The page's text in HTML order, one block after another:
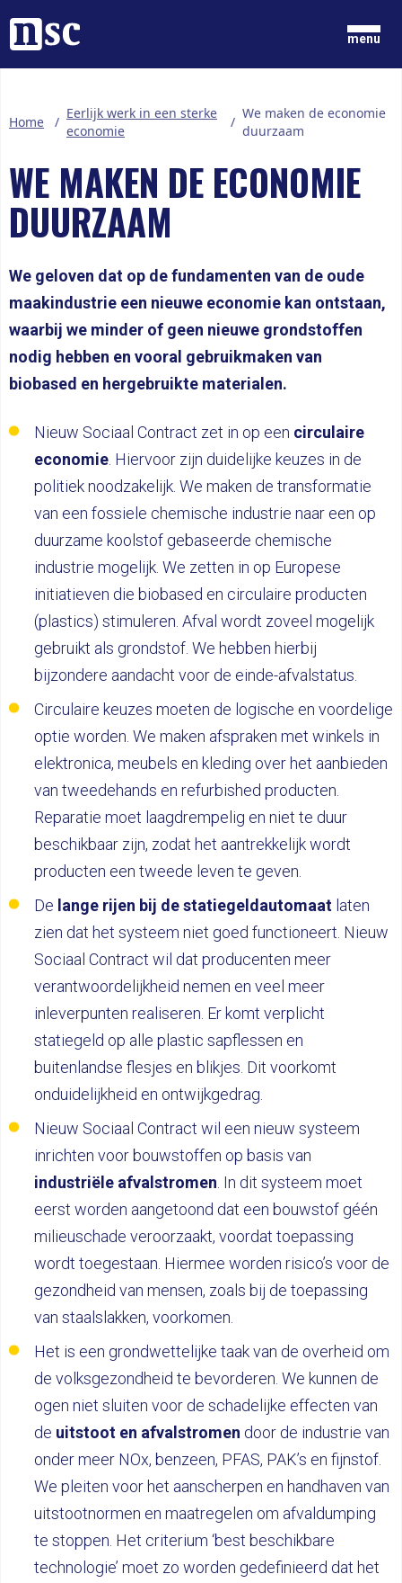
Home
menu
GRONDGEDACHTEN
NIEUWS
DOCUMENTEN
PARTIJ
DOE MEE
Home /
Eerlijk werk in een sterke
economie
/
We maken de economie
duurzaam
WE MAKEN DE ECONOMIE
DUURZAAM
We geloven dat op de fundamenten van de oude
maakindustrie een nieuwe economie kan ontstaan,
waarbij we minder of geen nieuwe grondstoffen
nodig hebben en vooral gebruikmaken van
biobased en hergebruikte materialen.
Nieuw Sociaal Contract zet in op een circulaire
economie . Hiervoor zijn duidelijke keuzes in de
politiek noodzakelijk. We maken de transformatie
van een fossiele chemische industrie naar een op
duurzame koolstof gebaseerde chemische
industrie mogelijk. We zetten in op Europese
initiatieven die biobased en circulaire producten
(plastics) stimuleren. Afval wordt zoveel mogelijk
gebruikt als grondstof. We hebben hierbij
bijzondere aandacht voor de einde-afvalstatus.
Circulaire keuzes moeten de logische en voordelige
optie worden. We maken afspraken met winkels in
elektronica, meubels en kleding over het aanbieden
van tweedehands en refurbished producten.
Reparatie moet laagdrempelig en niet te duur
beschikbaar zijn, zodat het aantrekkelijk wordt
producten een tweede leven te geven.
De lange rijen bij de statiegeldautomaat laten
zien dat het systeem niet goed functioneert. Nieuw
Sociaal Contract wil dat producenten meer
verantwoordelijkheid nemen en veel meer
inleverpunten realiseren. Er komt verplicht
statiegeld op alle plastic sapflessen en
buitenlandse flesjes en blikjes. Dit voorkomt
onduidelijkheid en ontwijkgedrag.
Nieuw Sociaal Contract wil een nieuw systeem
inrichten voor bouwstoffen op basis van
industriële afvalstromen . In dit systeem moet
eerst worden aangetoond dat een bouwstof géén
milieuschade veroorzaakt, voordat toepassing
wordt toegestaan. Hiermee worden risico’s voor de
gezondheid van mensen, zoals bij de toepassing
van staalslakken, voorkomen.
Het is een grondwettelijke taak van de overheid om
de volksgezondheid te bevorderen. We kunnen de
ogen niet sluiten voor de schadelijke effecten van
de uitstoot en afvalstromen door de industrie van
onder meer NOx, benzeen, PFAS, PAK’s en fijnstof.
We pleiten voor het aanscherpen en handhaven van
uitstootnormen en maatregelen om afvaldumping
te stoppen. Het criterium ‘best beschikbare
technologie’ moet zo worden gedefinieerd dat het